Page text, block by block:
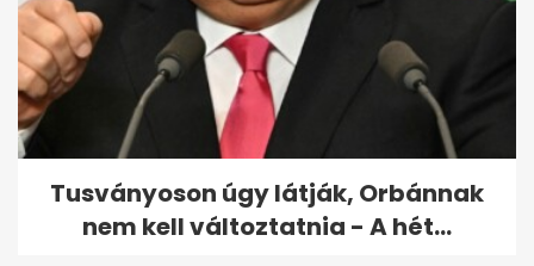
Ingyenes öntözővíz otthon: így
spórolhatsz a kerti locsoláson
Tusványoson úgy látják, Orbánnak
nem kell változtatnia - A hét...